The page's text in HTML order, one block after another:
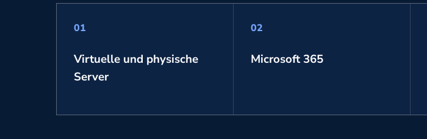
01
Virtuelle und physische
Server
02
Microsoft 365